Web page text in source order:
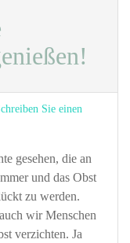
Sie einen
gesehen, die an
und das Obst
zu werden.
wir Menschen
verzichten. Ja